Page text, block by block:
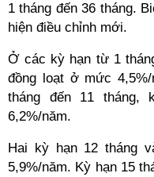
1 tháng đến 36 tháng.
hiện điều chỉnh mới.
Ở các kỳ hạn từ 1
đồng loạt ở mức
tháng đến 11 tháng,
6,2%/năm.
Hai kỳ hạn 12 tháng
5,9%/năm. Kỳ hạn 15